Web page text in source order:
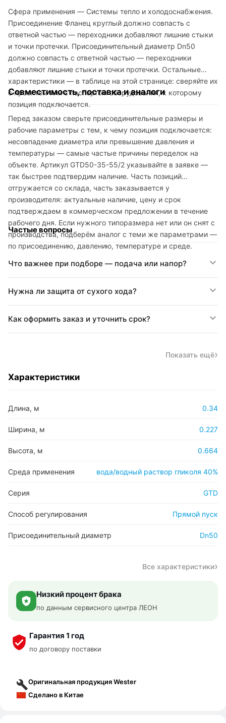
Сфера применения — Системы тепло и холодоснабжения.
Присоединение Фланец круглый должно совпасть с
ответной частью — переходники добавляют лишние стыки
и точки протечки. Присоединительный диаметр Dn50
должно совпасть с ответной частью — переходники
добавляют лишние стыки и точки протечки. Остальные
характеристики — в таблице на этой странице: сверяйте их
с проектом или с паспортом оборудования, к которому
позиция подключается.
Совместимость, поставка и аналоги
Перед заказом сверьте присоединительные размеры и
рабочие параметры с тем, к чему позиция подключается:
несовпадение диаметра или превышение давления и
температуры — самые частые причины переделок на
объекте. Артикул GTD50-35-55/2 указывайте в заявке —
так быстрее подтвердим наличие. Часть позиций
отгружается со склада, часть заказывается у
производителя: актуальные наличие, цену и срок
подтверждаем в коммерческом предложении в течение
рабочего дня. Если нужного типоразмера нет или он снят с
производства, подберём аналог с теми же параметрами —
по присоединению, давлению, температуре и среде.
Частые вопросы
Что важнее при подборе — подача или напор?
Нужна ли защита от сухого хода?
Как оформить заказ и уточнить срок?
Показать ещё
Характеристики
Длина, м 0.34
Ширина, м 0.227
Высота, м 0.664
Среда применения вода/водный раствор гликоля 40%
Серия GTD
Способ регулирования Прямой пуск
Присоединительный диаметр Dn50
Все характеристики
Низкий процент брака
по данным сервисного центра ЛЕОН
Гарантия 1 год
по договору поставки
Оригинальная продукция Wester
Сделано в Китае